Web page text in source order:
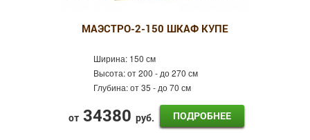
МАЭСТРО-2-150 ШКАФ КУПЕ
Ширина: 150 см
Высота:от 200 - до 270 см
Глубина:от 35 - до 70 см
от 34380 руб. ПОДРОБНЕЕ